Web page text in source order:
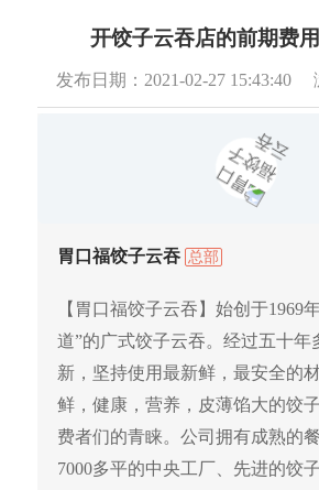
开饺子云吞店的前期费
发布日期： 2021-02-27 15:43:40
胃口福饺子云吞 总部
【胃口福饺子云吞】始创于1969
道”的广式饺子云吞。经过五十年
新，坚持使用最新鲜，最安全的
鲜，健康，营养，皮薄馅大的饺
费者们的青睐。公司拥有成熟的
7000多平的中央工厂、先进的饺